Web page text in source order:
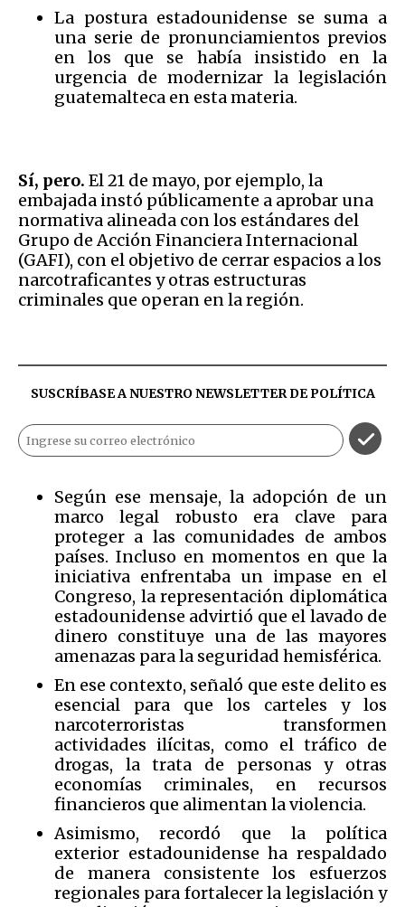
La postura estadounidense se suma a
una serie de pronunciamientos previos
en los que se había insistido en la
urgencia de modernizar la legislación
guatemalteca en esta materia.
Sí, pero. El 21 de mayo, por ejemplo, la
embajada instó públicamente a aprobar una
normativa alineada con los estándares del
Grupo de Acción Financiera Internacional
(GAFI), con el objetivo de cerrar espacios a los
narcotraficantes y otras estructuras
criminales que operan en la región.
SUSCRÍBASE A NUESTRO NEWSLETTER DEPOLÍTICA
Según ese mensaje, la adopción de un
marco legal robusto era clave para
proteger a las comunidades de ambos
países. Incluso en momentos en que la
iniciativa enfrentaba un impase en el
Congreso, la representación diplomática
estadounidense advirtió que el lavado de
dinero constituye una de las mayores
amenazas para la seguridad hemisférica.
En ese contexto, señaló que este delito es
esencial para que los carteles y los
narcoterroristas transformen
actividades ilícitas, como el tráfico de
drogas, la trata de personas y otras
economías criminales, en recursos
financieros que alimentan la violencia.
Asimismo, recordó que la política
exterior estadounidense ha respaldado
de manera consistente los esfuerzos
regionales para fortalecer la legislación y